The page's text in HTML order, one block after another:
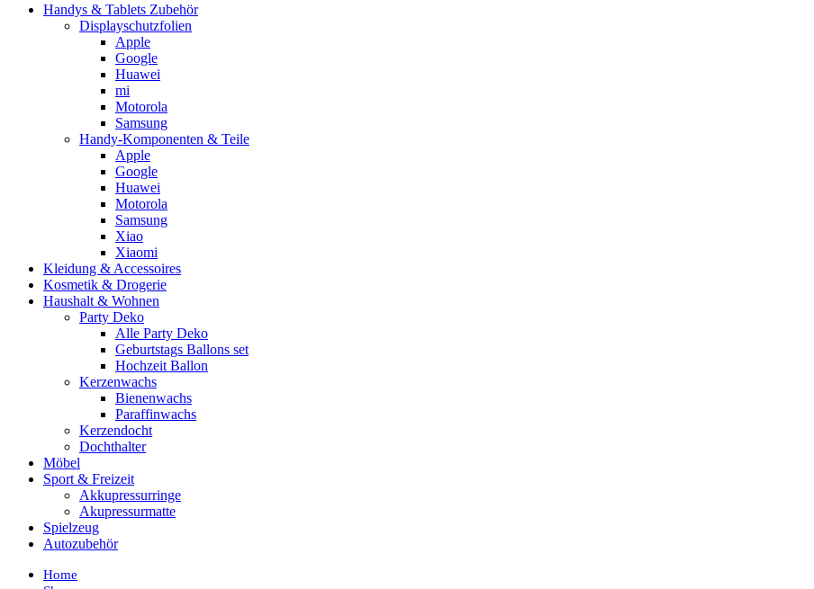
Handys & Tablets Zubehör
Displayschutzfolien
Apple
Google
Huawei
mi
Motorola
Samsung
Handy-Komponenten & Teile
Apple
Google
Huawei
Motorola
Samsung
Xiao
Xiaomi
Kleidung & Accessoires
Kosmetik & Drogerie
Haushalt & Wohnen
Party Deko
Alle Party Deko
Geburtstags Ballons set
Hochzeit Ballon
Kerzenwachs
Bienenwachs
Paraffinwachs
Kerzendocht
Dochthalter
Möbel
Sport & Freizeit
Akkupressurringe
Akupressurmatte
Spielzeug
Autozubehör
Home